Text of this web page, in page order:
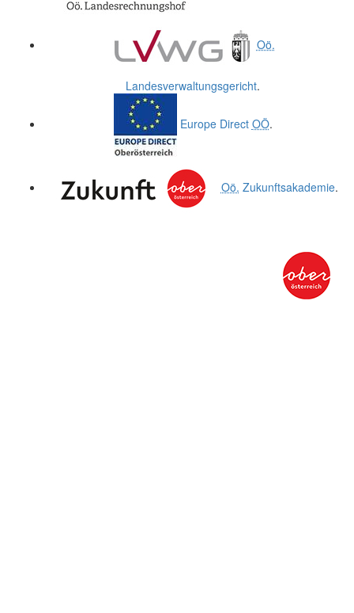
Oö.
Landesverwaltungsgericht.
Europe Direct OÖ.
Oö. Zukunftsakademie.